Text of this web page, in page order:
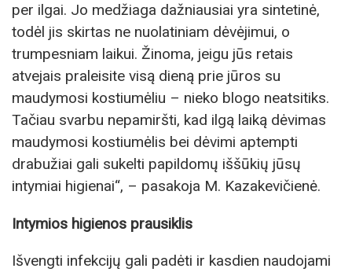
per ilgai. Jo medžiaga dažniausiai yra sintetinė,
todėl jis skirtas ne nuolatiniam dėvėjimui, o
trumpesniam laikui. Žinoma, jeigu jūs retais
atvejais praleisite visą dieną prie jūros su
maudymosi kostiumėliu – nieko blogo neatsitiks.
Tačiau svarbu nepamiršti, kad ilgą laiką dėvimas
maudymosi kostiumėlis bei dėvimi aptempti
drabužiai gali sukelti papildomų iššūkių jūsų
intymiai higienai“, – pasakoja M. Kazakevičienė.
Intymios higienos prausiklis
Išvengti infekcijų gali padėti ir kasdien naudojami